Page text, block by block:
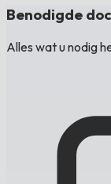
Benodigde
Alles wat u nodig